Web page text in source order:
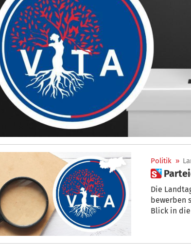
Politik »

Die
bewerben
Blick in